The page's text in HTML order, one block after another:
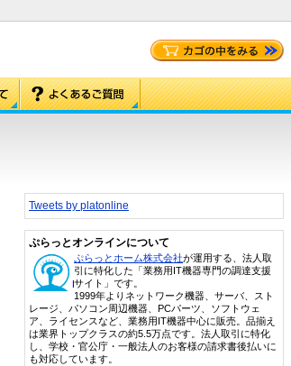
Tweets by platonline
ぷらっとオンラインについて
ぷらっとホーム株式会社が運用する、法人取
引に特化した「業務用IT機器専門の調達支援
サイト」です。
1999年よりネットワーク機器、サーバ、スト
レージ、パソコン周辺機器、PCパーツ、ソフトウェ
ア、ライセンスなど、業務用IT機器中心に販売。品揃え
は業界トップクラスの約5.5万点です。法人取引に特化
し、学校・官公庁・一般法人のお客様の請求書後払いに
も対応しています。